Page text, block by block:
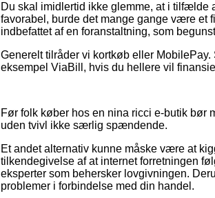
Du skal imidlertid ikke glemme, at i
favorabel, burde det mange gange være et
indbefattet af en foranstaltning, som
Generelt tilråder vi kortkøb eller
eksempel ViaBill, hvis du hellere vil
Før folk køber hos en nina ricci e-butik bør
uden tvivl ikke særlig spændende.
Et andet alternativ kunne måske være at
tilkendegivelse af at internet forretningen
eksperter som behersker lovgivningen.
problemer i forbindelse med din handel.